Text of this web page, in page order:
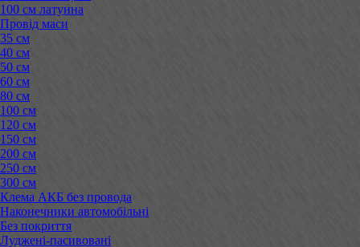
100 см латунна
Провід маси
35 см
40 см
50 см
60 см
80 см
100 см
120 см
150 см
200 см
250 см
300 см
Клема АКБ без провода
Наконечники автомобільні
Без покриття
Луджені-пасивовані